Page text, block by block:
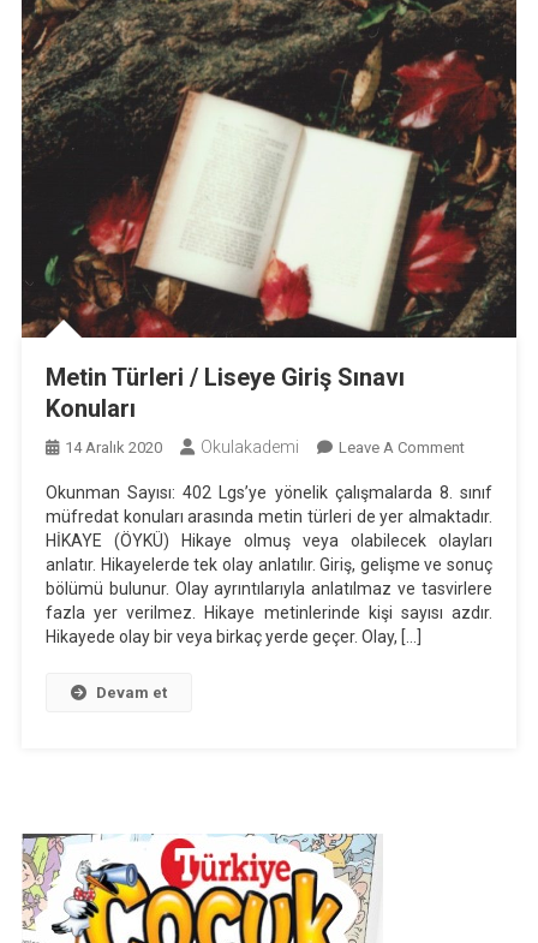
Metin Türleri / Liseye Giriş Sınavı
Konuları
14 Aralık 2020 Okulakademi Leave A CommentOn
Türleri
Giriş
Sınavı
Okunman Sayısı: 402 Lgs’ye yönelik çalışmalarda 8. sınıf
müfredat konuları arasında metin türleri de yer almaktadır.
HİKAYE (ÖYKÜ) Hikaye olmuş veya olabilecek olayları
anlatır. Hikayelerde tek olay anlatılır. Giriş, gelişme ve sonuç
bölümü bulunur. Olay ayrıntılarıyla anlatılmaz ve tasvirlere
fazla yer verilmez. Hikaye metinlerinde kişi sayısı azdır.
Hikayede olay bir veya birkaç yerde geçer. Olay, […]
Devam et